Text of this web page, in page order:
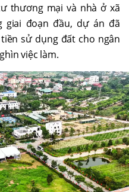
thương mại và nhà ở xã
giai đoạn đầu, dự án đã
sử dụng đất cho ngân
việc làm.